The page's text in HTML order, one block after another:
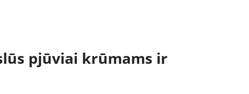
pjūviai krūmams ir